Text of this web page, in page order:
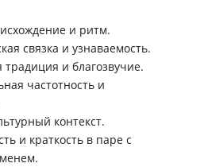
и ритм.
связка и узнаваемость.
и благозвучие.
частотность и
контекст.
и краткость в паре с